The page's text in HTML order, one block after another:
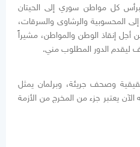
كل مواطن سوري إلى الحيتان
إلى المحسوبية والرشاوى والسرقات،
إنقاذ الوطن والمواطن، مشيراً
ليقدم الدور المطلوب مني.
وصحف جريئة، وبرلمان يمثل
يعتبر جزء من المخرج من الأزمة